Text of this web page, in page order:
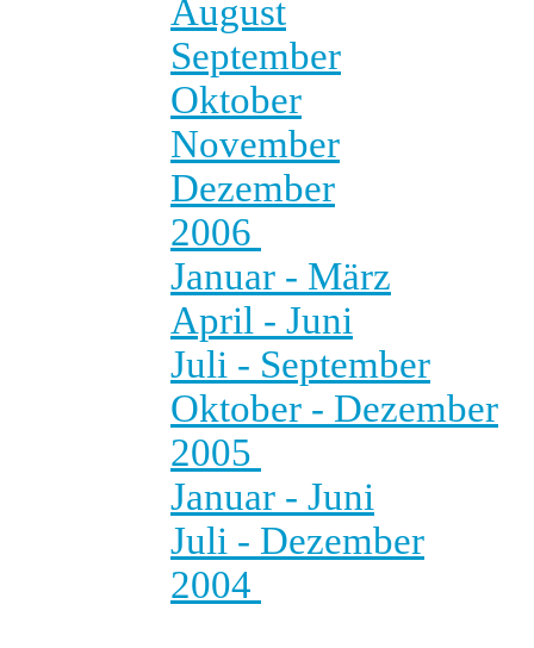
August
September
Oktober
November
Dezember
2006
Januar - März
April - Juni
Juli - September
Oktober - Dezember
2005
Januar - Juni
Juli - Dezember
2004